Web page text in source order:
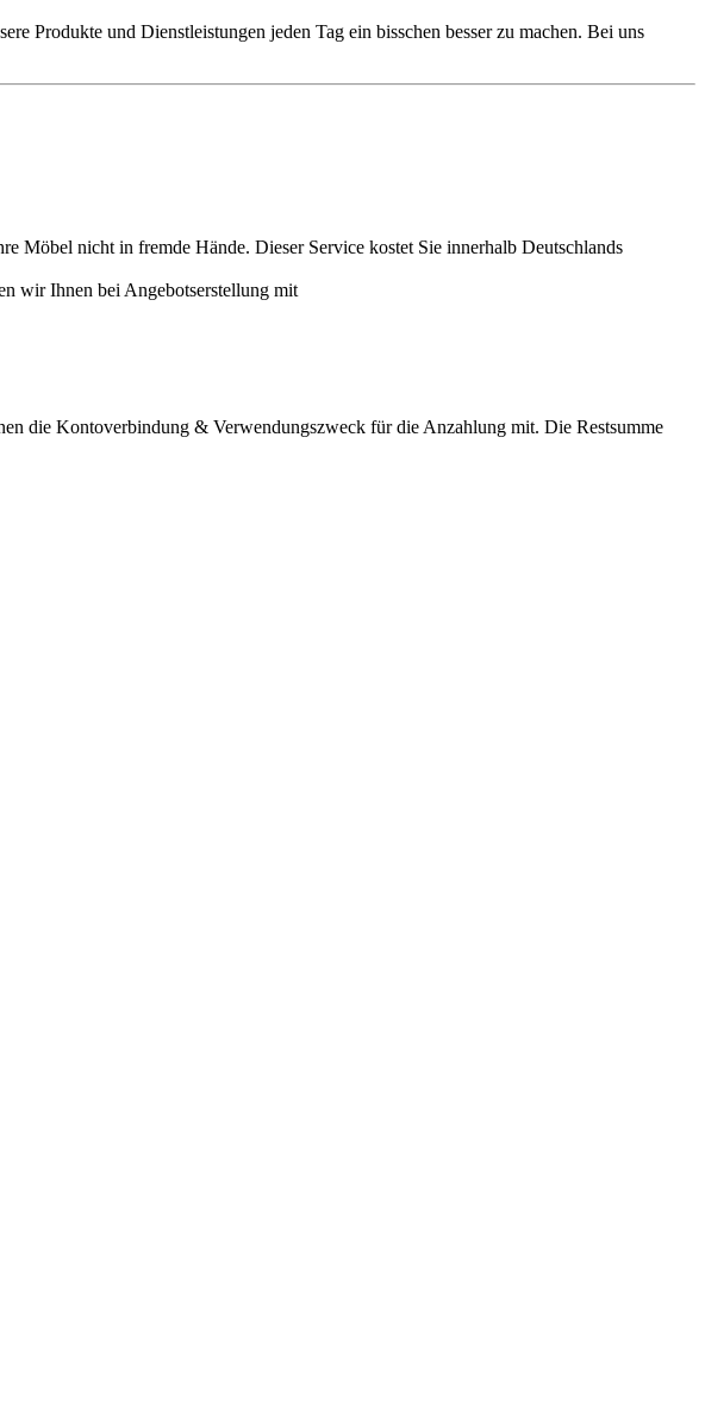
Produkte und Dienstleistungen jeden Tag ein bisschen besser zu machen. Bei uns
Möbel nicht in fremde Hände. Dieser Service kostet Sie innerhalb Deutschlands
wir Ihnen bei Angebotserstellung mit
die Kontoverbindung & Verwendungszweck für die Anzahlung mit. Die Restsumme